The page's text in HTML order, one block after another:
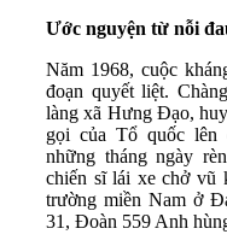
Ước nguyện từ nỗi
Năm 1968, cuộc
đoạn quyết liệt.
làng xã Hưng Đạo,
gọi của Tổ quốc lên
những tháng ngày
chiến sĩ lái xe chở vũ
trường miền Nam ở
31, Đoàn 559 Anh